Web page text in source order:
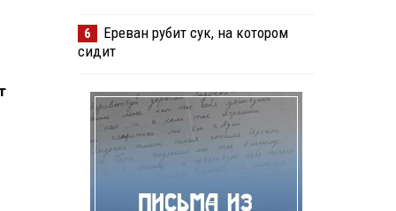
6
Ереван рубит сук, на котором
сидит